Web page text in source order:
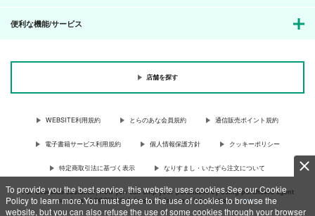
To provide you the best service, this website uses cookies.See our Cookie
Policy to learn more.You must agree to the use of cookies to browse the
website, but you can also refuse the use of some cookies through your browser
便利な機能/サービス
店舗を探す
WEBSITE利用規約 とらのあな会員規約 通信販売ポイント規約
電子書籍サービス利用規約 個人情報保護方針 クッキーポリシー
特定商取引法に基づく表示 なりすまし・いたずら注文について
For Overseas customer, now you can ship your purchases by using purchases agent
services “AOCS”! Click {more…} for more information …more